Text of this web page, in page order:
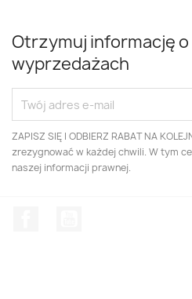
Otrzymuj informację
wyprzedażach
ZAPISZ SIĘ I ODBIERZ RABAT NA
zrezygnować w każdej chwili. W tym
naszej informacji prawnej.